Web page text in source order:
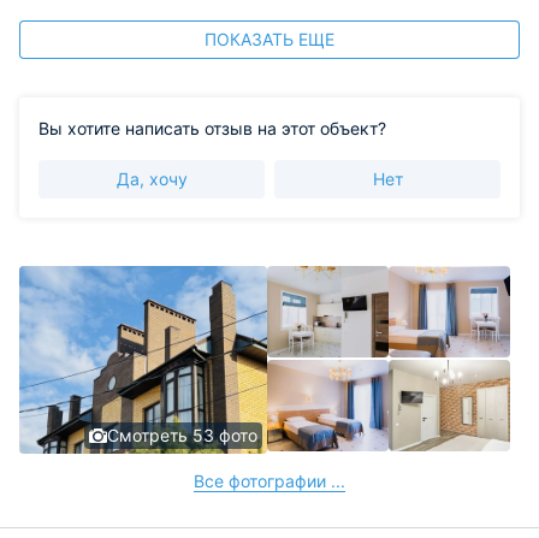
ПОКАЗАТЬ ЕЩЕ
Вы хотите написать отзыв на этот объект?
Да, хочу Нет
Смотреть 53 фото
Все фотографии ...